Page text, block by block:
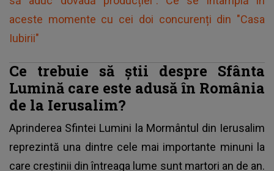
aceste momente cu cei doi concurenți din "Casa
Iubirii"
Ce trebuie să știi despre Sfânta
Lumină care este adusă în România
de la Ierusalim?
Aprinderea Sfintei Lumini la Mormântul din Ierusalim
reprezintă una dintre cele mai importante minuni la
care creștinii din întreaga lume sunt martori an de an.